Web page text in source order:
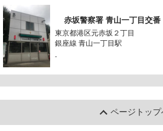
赤坂警察署 青山一丁目交番
東京都港区元赤坂２丁目
銀座線 青山一丁目駅
-
ページトップ